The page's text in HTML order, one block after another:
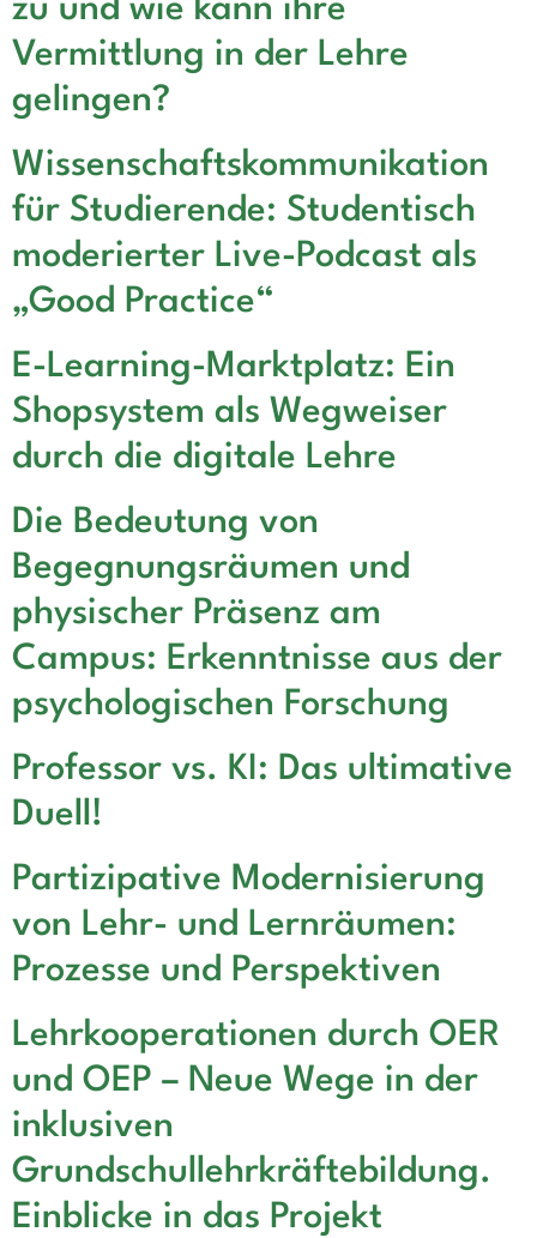
zu und wie kann ihre
Vermittlung in der Lehre
gelingen?
Wissenschaftskommunikation
für Studierende: Studentisch
moderierter Live-Podcast als
„Good Practice“
E-Learning-Marktplatz: Ein
Shopsystem als Wegweiser
durch die digitale Lehre
Die Bedeutung von
Begegnungsräumen und
physischer Präsenz am
Campus: Erkenntnisse aus der
psychologischen Forschung
Professor vs. KI: Das ultimative
Duell!
Partizipative Modernisierung
von Lehr- und Lernräumen:
Prozesse und Perspektiven
Lehrkooperationen durch OER
und OEP – Neue Wege in der
inklusiven
Grundschullehrkräftebildung.
Einblicke in das Projekt